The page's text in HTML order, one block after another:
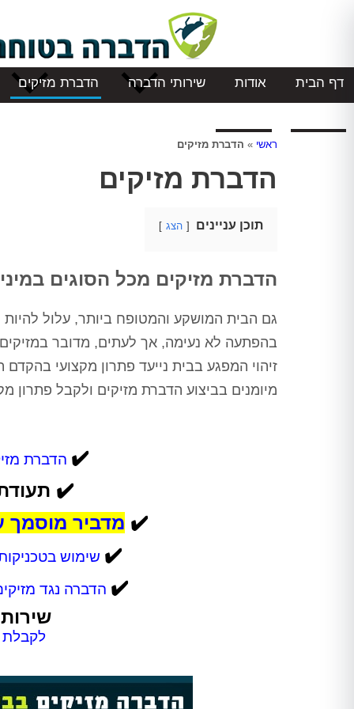
דף הבית אודות שירותי הדברה הדברת מזיקים
ראשי » הדברת מזיקים
הדברת מזיקים
תוכן עניינים הצג
הדברת מזיקים מכל הסוגים
גם הבית המושקע והמטופח ביותר, עלול
בהפתעה לא נעימה, אך לעתים, מדובר
זיהוי המפגע בבית נייעד פתרון מקצועי
מיומנים בביצוע הדברת מזיקים ולקבל
✔️ הדברת
✔️
✔️ מדביר מוסמך
✔️ שימוש
✔️ הדברה נגד
לקבלת